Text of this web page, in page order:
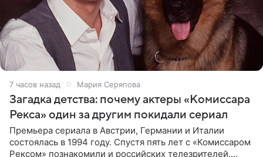
7 часов назад Мария Серяпова
Загадка детства: почему актеры «Комиссара
Рекса» один за другим покидали сериал
Премьера сериала в Австрии, Германии и Италии
состоялась в 1994 году. Спустя пять лет с «Комиссаром
Рексом» познакомили и российских телезрителей.